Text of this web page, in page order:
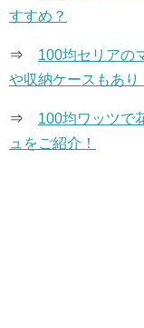
すすめ？
⇒ 100均セリアの
や収納ケースもあり
⇒ 100均ワッツで
ュをご紹介！